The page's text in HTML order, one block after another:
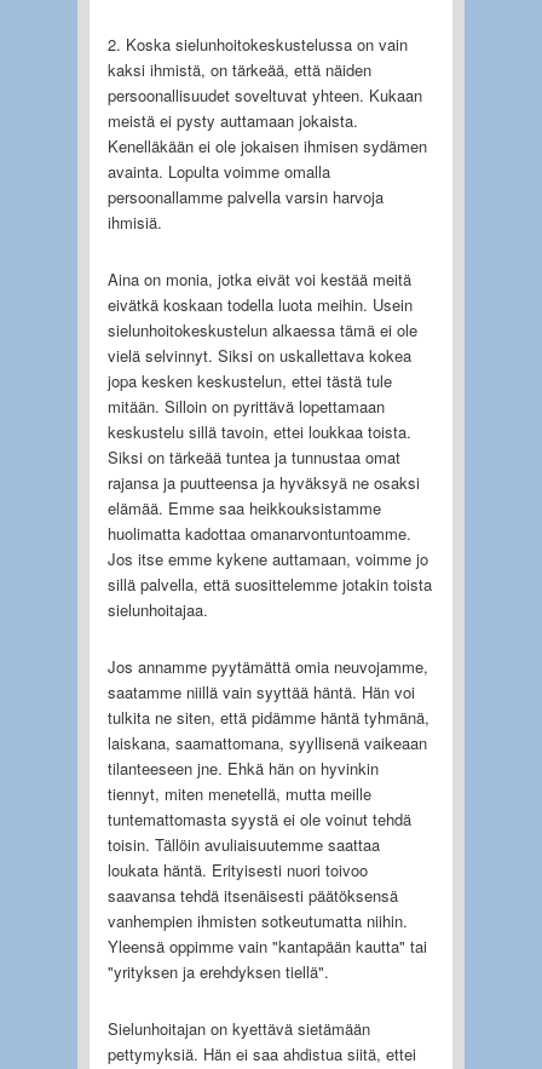
2. Koska sielunhoitokeskustelussa on vain
kaksi ihmistä, on tärkeää, että näiden
persoonallisuudet soveltuvat yhteen. Kukaan
meistä ei pysty auttamaan jokaista.
Kenelläkään ei ole jokaisen ihmisen sydämen
avainta. Lopulta voimme omalla
persoonallamme palvella varsin harvoja
ihmisiä.
Aina on monia, jotka eivät voi kestää meitä
eivätkä koskaan todella luota meihin. Usein
sielunhoitokeskustelun alkaessa tämä ei ole
vielä selvinnyt. Siksi on uskallettava kokea
jopa kesken keskustelun, ettei tästä tule
mitään. Silloin on pyrittävä lopettamaan
keskustelu sillä tavoin, ettei loukkaa toista.
Siksi on tärkeää tuntea ja tunnustaa omat
rajansa ja puutteensa ja hyväksyä ne osaksi
elämää. Emme saa heikkouksistamme
huolimatta kadottaa omanarvontuntoamme.
Jos itse emme kykene auttamaan, voimme jo
sillä palvella, että suosittelemme jotakin toista
sielunhoitajaa.
Jos annamme pyytämättä omia neuvojamme,
saatamme niillä vain syyttää häntä. Hän voi
tulkita ne siten, että pidämme häntä tyhmänä,
laiskana, saamattomana, syyllisenä vaikeaan
tilanteeseen jne. Ehkä hän on hyvinkin
tiennyt, miten menetellä, mutta meille
tuntemattomasta syystä ei ole voinut tehdä
toisin. Tällöin avuliaisuutemme saattaa
loukata häntä. Erityisesti nuori toivoo
saavansa tehdä itsenäisesti päätöksensä
vanhempien ihmisten sotkeutumatta niihin.
Yleensä oppimme vain "kantapään kautta" tai
"yrityksen ja erehdyksen tiellä".
Sielunhoitajan on kyettävä sietämään
pettymyksiä. Hän ei saa ahdistua siitä, ettei